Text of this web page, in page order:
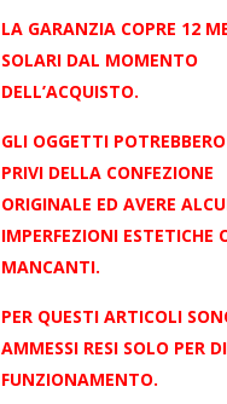
LA GARANZIA COPRE 12
SOLARI DAL MOMENTO
DELL’ACQUISTO.
GLI OGGETTI POTREBBERO
PRIVI DELLA CONFEZIONE
ORIGINALE ED AVERE
IMPERFEZIONI ESTETICHE
MANCANTI.
PER QUESTI ARTICOLI
AMMESSI RESI SOLO PER
FUNZIONAMENTO.